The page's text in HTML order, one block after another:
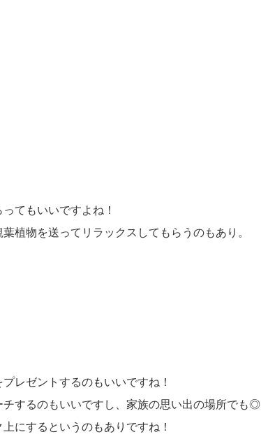
てもいいですよね！
植物を送ってリラックスしてもらうのもあり。
レゼントするのもいいですね！
するのもいいですし、家族の思い出の場所でも◎
にするというのもありですね！